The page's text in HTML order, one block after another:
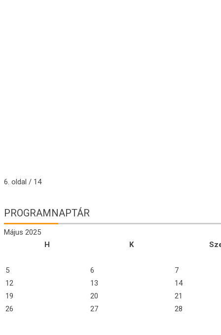
6. oldal / 14
PROGRAMNAPTÁR
Május 2025
H
K
5 6
7
12
13
14
19
20
21
26
27 28